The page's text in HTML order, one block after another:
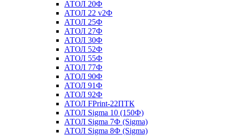
АТОЛ 20Ф
АТОЛ 22 v2Ф
АТОЛ 25Ф
АТОЛ 27Ф
АТОЛ 30Ф
АТОЛ 52Ф
АТОЛ 55Ф
АТОЛ 77Ф
АТОЛ 90Ф
АТОЛ 91Ф
АТОЛ 92Ф
АТОЛ FPrint-22ПТК
АТОЛ Sigma 10 (150Ф)
АТОЛ Sigma 7Ф (Sigma)
АТОЛ Sigma 8Ф (Sigma)